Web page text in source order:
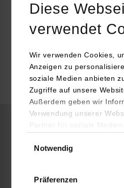
Diese
verwendet
Wir verwenden Cookies,
Anzeigen zu
soziale Medien anbieten
Zugriffe auf unsere
Außerdem geben wir
Verwendung unserer
Partner für soziale
YouTube, Google Maps)
Daten zusammen, die
haben oder die sie im
Notwendig
Präferenzen
Produktionstechnik Bitte erfragen
Studienplätzen direkt beim Dualen
belegt
belegt
Maschinenbau / Fahrzeug-System-
Porscheplatz 1